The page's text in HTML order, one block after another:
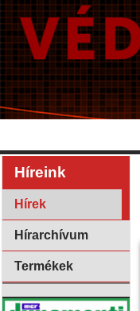
Híreink
Hírek
Hírarchívum
Termékek